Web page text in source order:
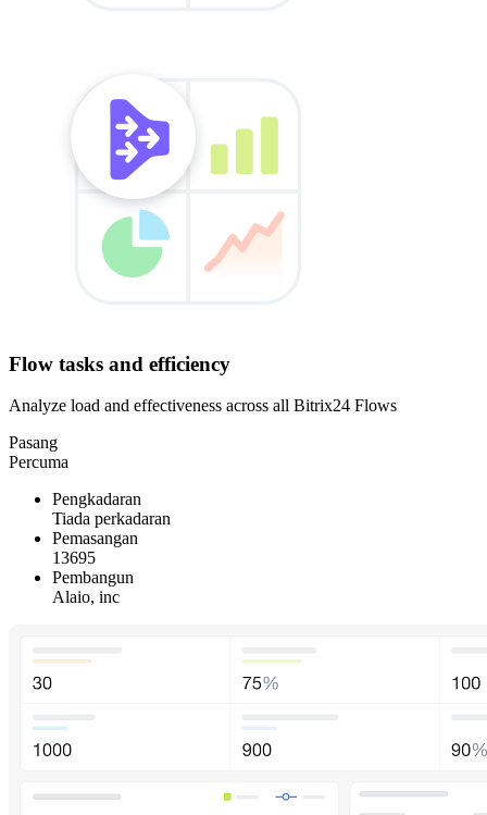
Flow tasks and efficiency
Analyze load and effectiveness across all Bitrix24 Flows
Pasang
Percuma
Pengkadaran
Tiada perkadaran
Pemasangan
13695
Pembangun
Alaio, inc